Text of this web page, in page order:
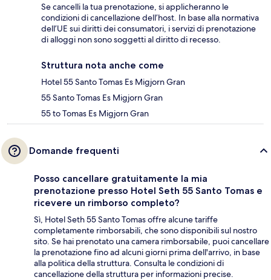
Se cancelli la tua prenotazione, si applicheranno le
condizioni di cancellazione dell’host. In base alla normativa
dell’UE sui diritti dei consumatori, i servizi di prenotazione
di alloggi non sono soggetti al diritto di recesso.
Struttura nota anche come
Hotel 55 Santo Tomas Es Migjorn Gran
55 Santo Tomas Es Migjorn Gran
55 to Tomas Es Migjorn Gran
Domande frequenti
Posso cancellare gratuitamente la mia
prenotazione presso Hotel Seth 55 Santo Tomas e
ricevere un rimborso completo?
Sì, Hotel Seth 55 Santo Tomas offre alcune tariffe
completamente rimborsabili, che sono disponibili sul nostro
sito. Se hai prenotato una camera rimborsabile, puoi cancellare
la prenotazione fino ad alcuni giorni prima dell'arrivo, in base
alla politica della struttura. Consulta le condizioni di
cancellazione della struttura per informazioni precise.